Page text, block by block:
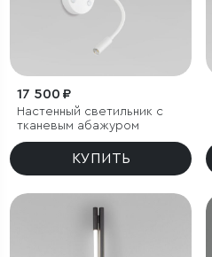
17 500 ₽
Настенный светильник с
тканевым абажуром
КУПИТЬ